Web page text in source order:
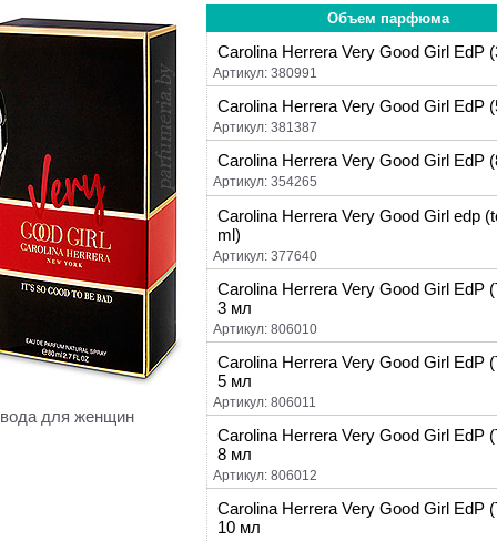
для женщин
Объем парфюма
Carolina Herrera Very Good Girl EdP
Артикул: 380991
Carolina Herrera Very Good Girl EdP
Артикул: 381387
Carolina Herrera Very Good Girl EdP
Артикул: 354265
Carolina Herrera Very Good Girl edp
ml)
Артикул: 377640
Carolina Herrera Very Good Girl EdP
3 мл
Артикул: 806010
Carolina Herrera Very Good Girl EdP
5 мл
Артикул: 806011
Carolina Herrera Very Good Girl EdP
8 мл
Артикул: 806012
Carolina Herrera Very Good Girl EdP
10 мл